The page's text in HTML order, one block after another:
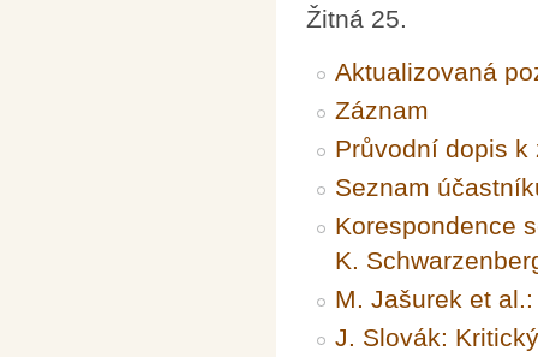
Žitná 25.
Aktualizovaná
Záznam
Průvodní dopis k
Seznam
Korespondence
K.
M. Jašurek et
J. Slovák: